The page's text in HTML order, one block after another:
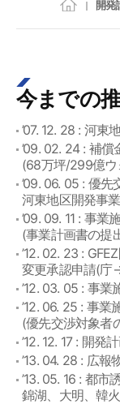
開発
今までの
’07. 12. 28 : 河東
’09. 02. 24 : 補償
(68万坪/299億
’09. 06. 05 : 優
河東地区開発事
’09. 09. 11 : 事業
(事業計画書の提
’12. 02. 23 :
変更承認申請(庁
’12. 03. 05 : 事
’12. 06. 25 : 事業
(優先交渉対象者
’12. 12. 17 : 開発
’13. 04. 28 : 広
’13. 05. 16 : 都
錦湖、大明、韓